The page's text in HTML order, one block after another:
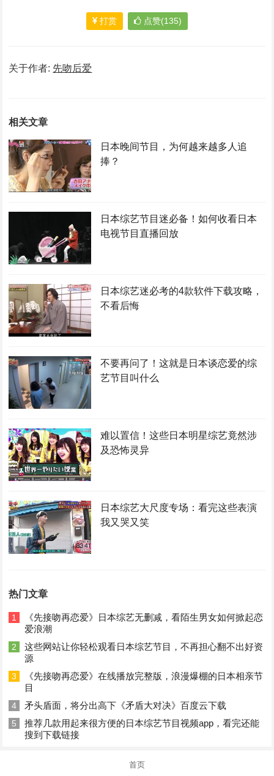
打赏 点赞(135)
关于作者: 先吻后爱
相关文章
日本晚间节目，为何越来越多人追
捧？
日本综艺节目迷必备！如何收看日本
电视节目直播回放
日本综艺迷必考的4款软件下载攻略，
不看后悔
不要再问了！这就是日本谈恋爱的综
艺节目叫什么
难以置信！这些日本明星综艺竟然涉
及恐怖灵异
日本综艺大尺度专场：看完这些表演
我又哭又笑
热门文章
1
《先接吻再恋爱》日本综艺无删减，看陌生男女如何掀起恋
爱浪潮
2
这些网站让你轻松观看日本综艺节目，不再担心翻不出好资
源
3
《先接吻再恋爱》在线播放完整版，浪漫爆棚的日本相亲节
目
4 矛头盾面，将分出高下《矛盾大对决》百度云下载
5
推荐几款用起来很方便的日本综艺节目视频app，看完还能
搜到下载链接
首页